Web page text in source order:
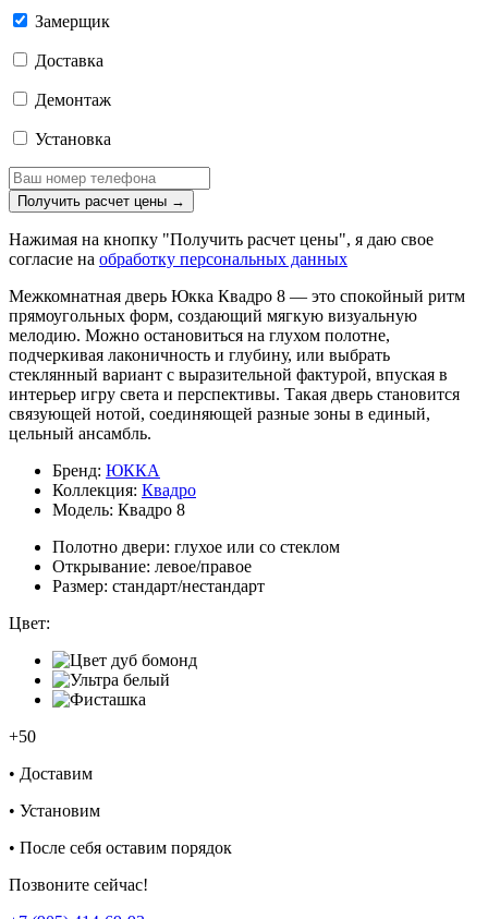
Замерщик
Доставка
Демонтаж
Установка
Получить расчет цены →
Нажимая на кнопку "Получить расчет цены", я даю свое
согласие на обработку персональных данных
Межкомнатная дверь Юкка Квадро 8 — это спокойный ритм
прямоугольных форм, создающий мягкую визуальную
мелодию. Можно остановиться на глухом полотне,
подчеркивая лаконичность и глубину, или выбрать
стеклянный вариант с выразительной фактурой, впуская в
интерьер игру света и перспективы. Такая дверь становится
связующей нотой, соединяющей разные зоны в единый,
цельный ансамбль.
Бренд: ЮККА
Коллекция: Квадро
Модель: Квадро 8
Полотно двери: глухое или со стеклом
Открывание: левое/правое
Размер: стандарт/нестандарт
Цвет:
+50
• Доставим
• Установим
• После себя оставим порядок
Позвоните сейчас!